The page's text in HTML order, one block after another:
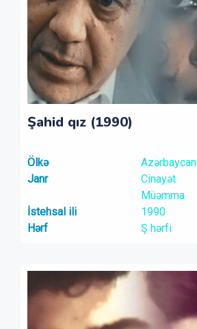
Şahid qız (1990)
Ölkə
Azərbaycan
Janr
Cinayət
Müəmma
İstehsal ili
1990
Hərf
Ş hərfi